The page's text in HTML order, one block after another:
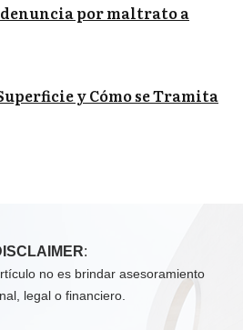
por maltrato a
y Cómo se Tramita
:
no es brindar asesoramiento
legal o financiero.